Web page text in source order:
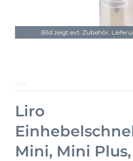
Bild zeigt evt. Zubehör.
LIRO
Liro
Mini, Mini